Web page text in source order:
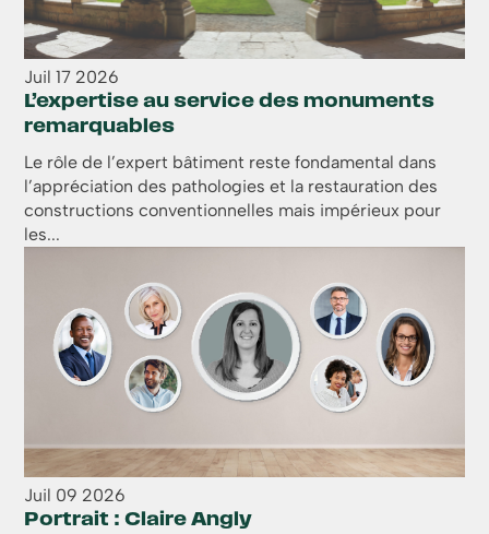
Juil 17 2026
L’expertise au service des monuments
remarquables
Le rôle de l’expert bâtiment reste fondamental dans
l’appréciation des pathologies et la restauration des
constructions conventionnelles mais impérieux pour
les...
Juil 09 2026
Portrait : Claire Angly